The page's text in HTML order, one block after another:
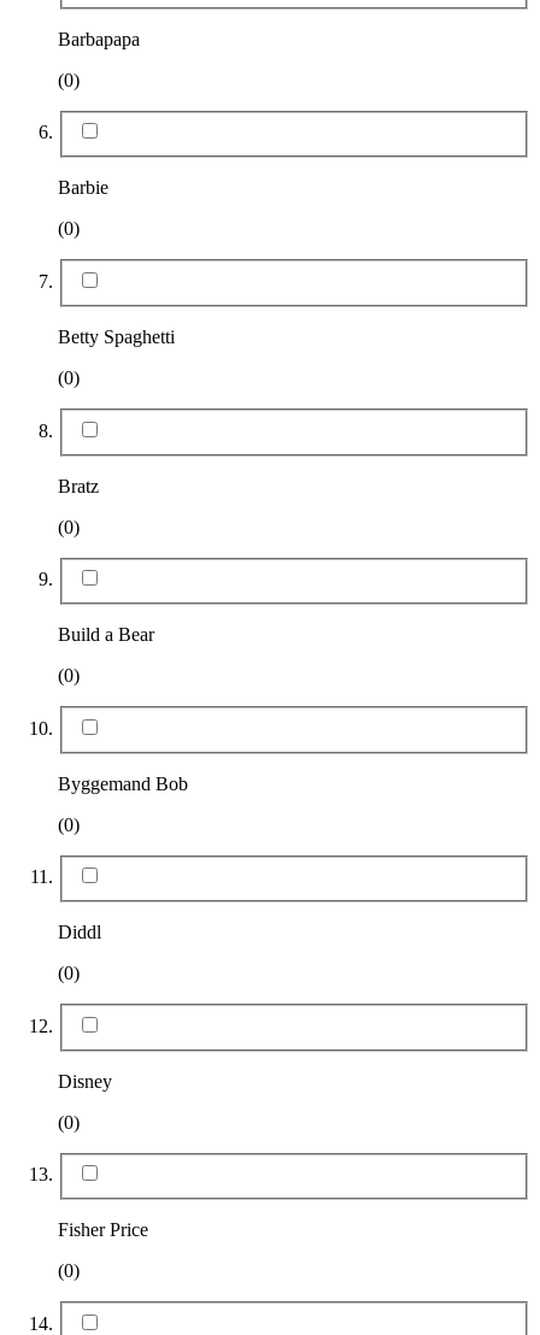
Barbapapa
(0)
Barbie
(0)
Betty Spaghetti
(0)
Bratz
(0)
Build a Bear
(0)
Byggemand Bob
(0)
Diddl
(0)
Disney
(0)
Fisher Price
(0)